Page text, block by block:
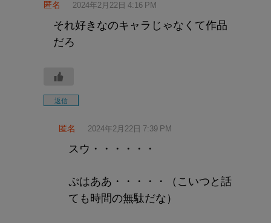
匿名 2024年2月22日 4:16 PM
それ好きなのキャラじゃなくて作品
だろ
返信
匿名 2024年2月22日 7:39 PM
スウ・・・・・・
ぷはああ・・・・・（こいつと話
ても時間の無駄だな）